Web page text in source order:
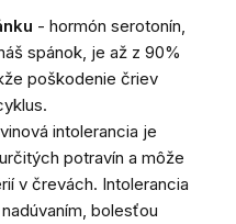
- hormón serotonín,
spánok, je až z 90%
poškodenie čriev
intolerancia je
potravín a môže
v črevách. Intolerancia
bolesťou